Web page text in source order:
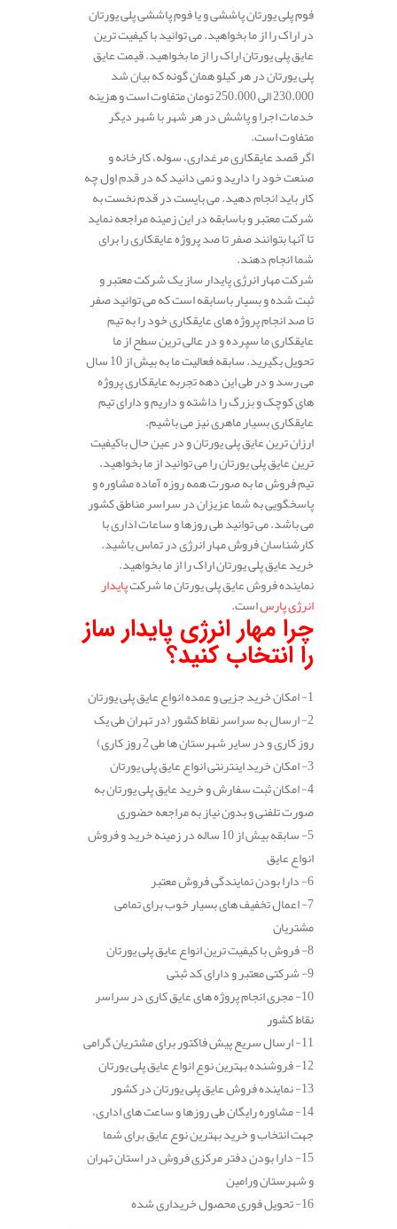
فوم پلی یورتان پاششی و یا فوم پاششی پلی یورتان
در اراک را از ما بخواهید. می توانید با کیفیت ترین
عایق پلی یورتان اراک را از ما بخواهید. قیمت عایق
پلی یورتان در هر کیلو همان گونه که بیان شد
230.000 الی 250.000 تومان متفاوت است و هزینه
خدمات اجرا و پاشش در هر شهر با شهر دیگر
متفاوت است.
اگر قصد عایقکاری مرغداری، سوله، کارخانه و
صنعت خود را دارید و نمی دانید که در قدم اول چه
کار باید انجام دهید. می بایست در قدم نخست به
شرکت معتبر و باسابقه در این زمینه مراجعه نماید
تا آنها بتوانند صفر تا صد پروژه عایقکاری را برای
شما انجام دهند.
شرکت مهار انرژی پایدار ساز یک شرکت معتبر و
ثبت شده و بسیار باسابقه است که می توانید صفر
تا صد انجام پروژه های عایقکاری خود را به تیم
عایقکاری ما سپرده و در عالی ترین سطح از ما
تحویل بگیرید. سابقه فعالیت ما به بیش از 10 سال
می رسد و در طی این دهه تجربه عایقکاری پروژه
های کوچک و بزرگ را داشته و داریم و دارای تیم
عایقکاری بسیار ماهری نیز می باشیم.
ارزان ترین عایق پلی یورتان و در عین حال باکیفیت
ترین عایق پلی یورتان را می توانید از ما بخواهید.
تیم فروش ما به صورت همه روزه آماده مشاوره و
پاسخگویی به شما عزیزان در سراسر مناطق کشور
می باشد. می توانید طی روزها و ساعات اداری با
کارشناسان فروش مهار انرژی در تماس باشید.
خرید عایق پلی یورتان اراک را از ما بخواهید.
نماینده فروش عایق پلی یورتان ما شرکتپایدار
انرژی پارساست.
چرا مهار انرژی پایدار ساز
را انتخاب کنید؟
1- امکان خرید جزیی و عمده انواع عایق پلی یورتان
2- ارسال به سراسر نقاط کشور (در تهران طی یک
روز کاری و در سایر شهرستان ها طی 2 روز کاری)
3- امکان خرید اینترنتی انواع عایق پلی یورتان
4- امکان ثبت سفارش و خرید عایق پلی یورتان به
صورت تلفنی و بدون نیاز به مراجعه حضوری
5- سابقه بیش از 10 ساله در زمینه خرید و فروش
انواع عایق
6- دارا بودن نمایندگی فروش معتبر
7- اعمال تخفیف های بسیار خوب برای تمامی
مشتریان
8- فروش با کیفیت ترین انواع عایق پلی یورتان
9- شرکتی معتبر و دارای کد ثبتی
10- مجری انجام پروژه های عایق کاری در سراسر
نقاط کشور
11- ارسال سریع پیش فاکتور برای مشتریان گرامی
12- فروشنده بهترین نوع انواع عایق پلی یورتان
13- نماینده فروش عایق پلی یورتان در کشور
14- مشاوره رایگان طی روزها و ساعت های اداری،
جهت انتخاب و خرید بهترین نوع عایق برای شما
15- دارا بودن دفتر مرکزی فروش در استان تهران
و شهرستان ورامین
16- تحویل فوری محصول خریداری شده